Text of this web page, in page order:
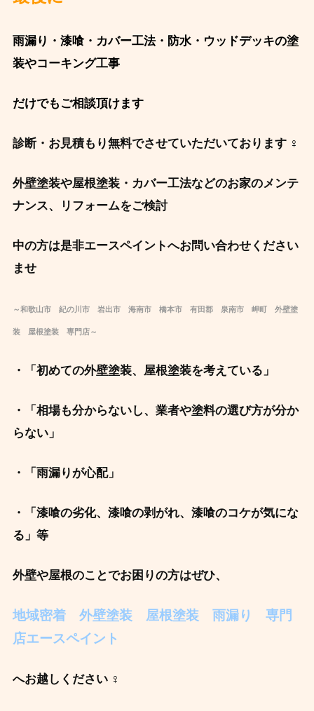
雨漏り・漆喰・カバー工法・防水・ウッドデッキの塗
装やコーキング工事
だけでもご相談頂けます
診断・お見積もり無料でさせていただいております ‍♀️
外壁塗装や屋根塗装・カバー工法などのお家のメンテ
ナンス、リフォームをご検討
中の方は是非エースペイントへお問い合わせください
ませ
～和歌山市 紀の川市 岩出市 海南市 橋本市 有田郡 泉南市 岬町 外壁塗
装 屋根塗装 専門店～
・「初めての外壁塗装、屋根塗装を考えている」
・「相場も分からないし、業者や塗料の選び方が分か
らない」
・ 「雨漏りが心配」
・「漆喰の劣化、漆喰の剥がれ、漆喰のコケが気にな
る」等
外壁や屋根のことでお困りの方はぜひ、
地域密着 外壁塗装 屋根塗装 雨漏り 専門
店エースペイント
へお越しください ‍♀️